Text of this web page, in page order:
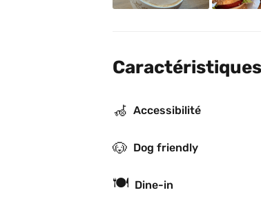
Caractéristiques
🦽 Accessibilité
🐶 Dog friendly
🍽 Dine-in